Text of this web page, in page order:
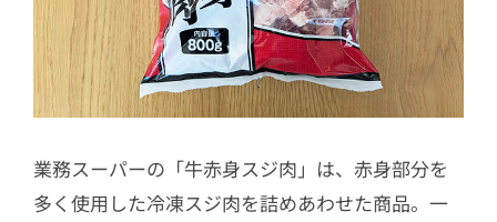
業務スーパーの「牛赤身スジ肉」は、赤身部分を
多く使用した冷凍スジ肉を詰めあわせた商品。一